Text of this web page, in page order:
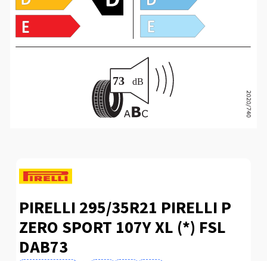
PIRELLI 295/35R21 PIRELLI P
ZERO SPORT 107Y XL (*) FSL
DAB73